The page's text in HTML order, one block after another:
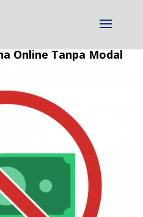
Online Tanpa Modal